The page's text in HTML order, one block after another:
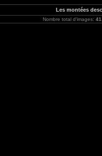
Les montées
Nombre total d'images: 41